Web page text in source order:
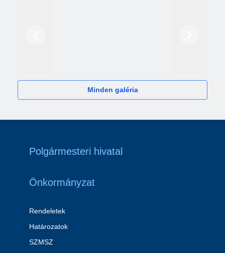
Minden galéria
Polgármesteri hivatal
Önkormányzat
Rendeletek
Határozatok
SZMSZ